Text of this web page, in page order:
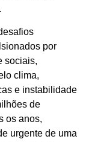
por
sociais,
clima,
e instabilidade
de
os anos,
urgente de uma